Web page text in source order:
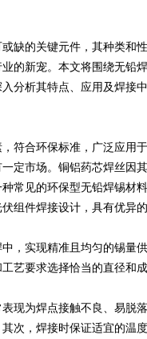
缺的关键元件，其种类和
的新宠。本文将围绕无铅
分析其特点、应用及焊接
符合环保标准，广泛应用
定市场。铜铝药芯焊丝因
常见的环保型无铅焊锡
组件焊接设计，具有优异
，实现精准且均匀的锡量
艺要求选择恰当的直径和
现为焊点接触不良、易脱
次，焊接时保证适宜的温